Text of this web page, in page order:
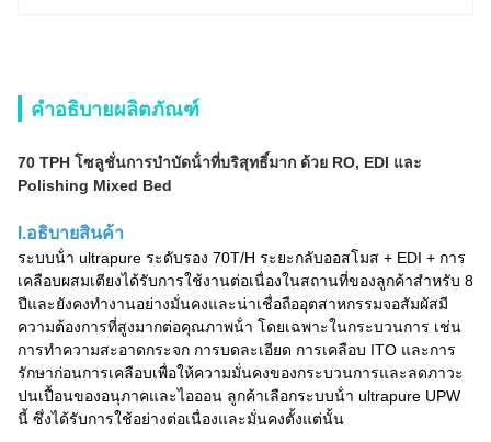
คำอธิบายผลิตภัณฑ์
70 TPH โซลูชั่นการบําบัดน้ําที่บริสุทธิ์มาก ด้วย RO, EDI และ
Polishing Mixed Bed
I.อธิบายสินค้า
ระบบน้ํา ultrapure ระดับรอง 70T/H ระยะกลับออสโมส + EDI + การ
เคลือบผสมเตียงได้รับการใช้งานต่อเนื่องในสถานที่ของลูกค้าสําหรับ 8
ปีและยังคงทํางานอย่างมั่นคงและน่าเชื่อถืออุตสาหกรรมจอสัมผัสมี
ความต้องการที่สูงมากต่อคุณภาพน้ํา โดยเฉพาะในกระบวนการ เช่น
การทําความสะอาดกระจก การบดละเอียด การเคลือบ ITO และการ
รักษาก่อนการเคลือบเพื่อให้ความมั่นคงของกระบวนการและลดภาวะ
ปนเปื้อนของอนุภาคและไอออน ลูกค้าเลือกระบบน้ํา ultrapure UPW
นี้ ซึ่งได้รับการใช้อย่างต่อเนื่องและมั่นคงตั้งแต่นั้น